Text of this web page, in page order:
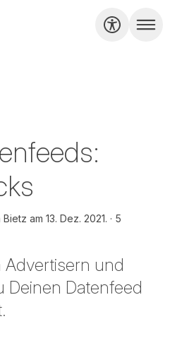
am 13. Dez. 2021.
5
Advertisern und
Deinen Datenfeed